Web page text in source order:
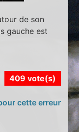
de son
gauche est
409 vote(s)
cette erreur